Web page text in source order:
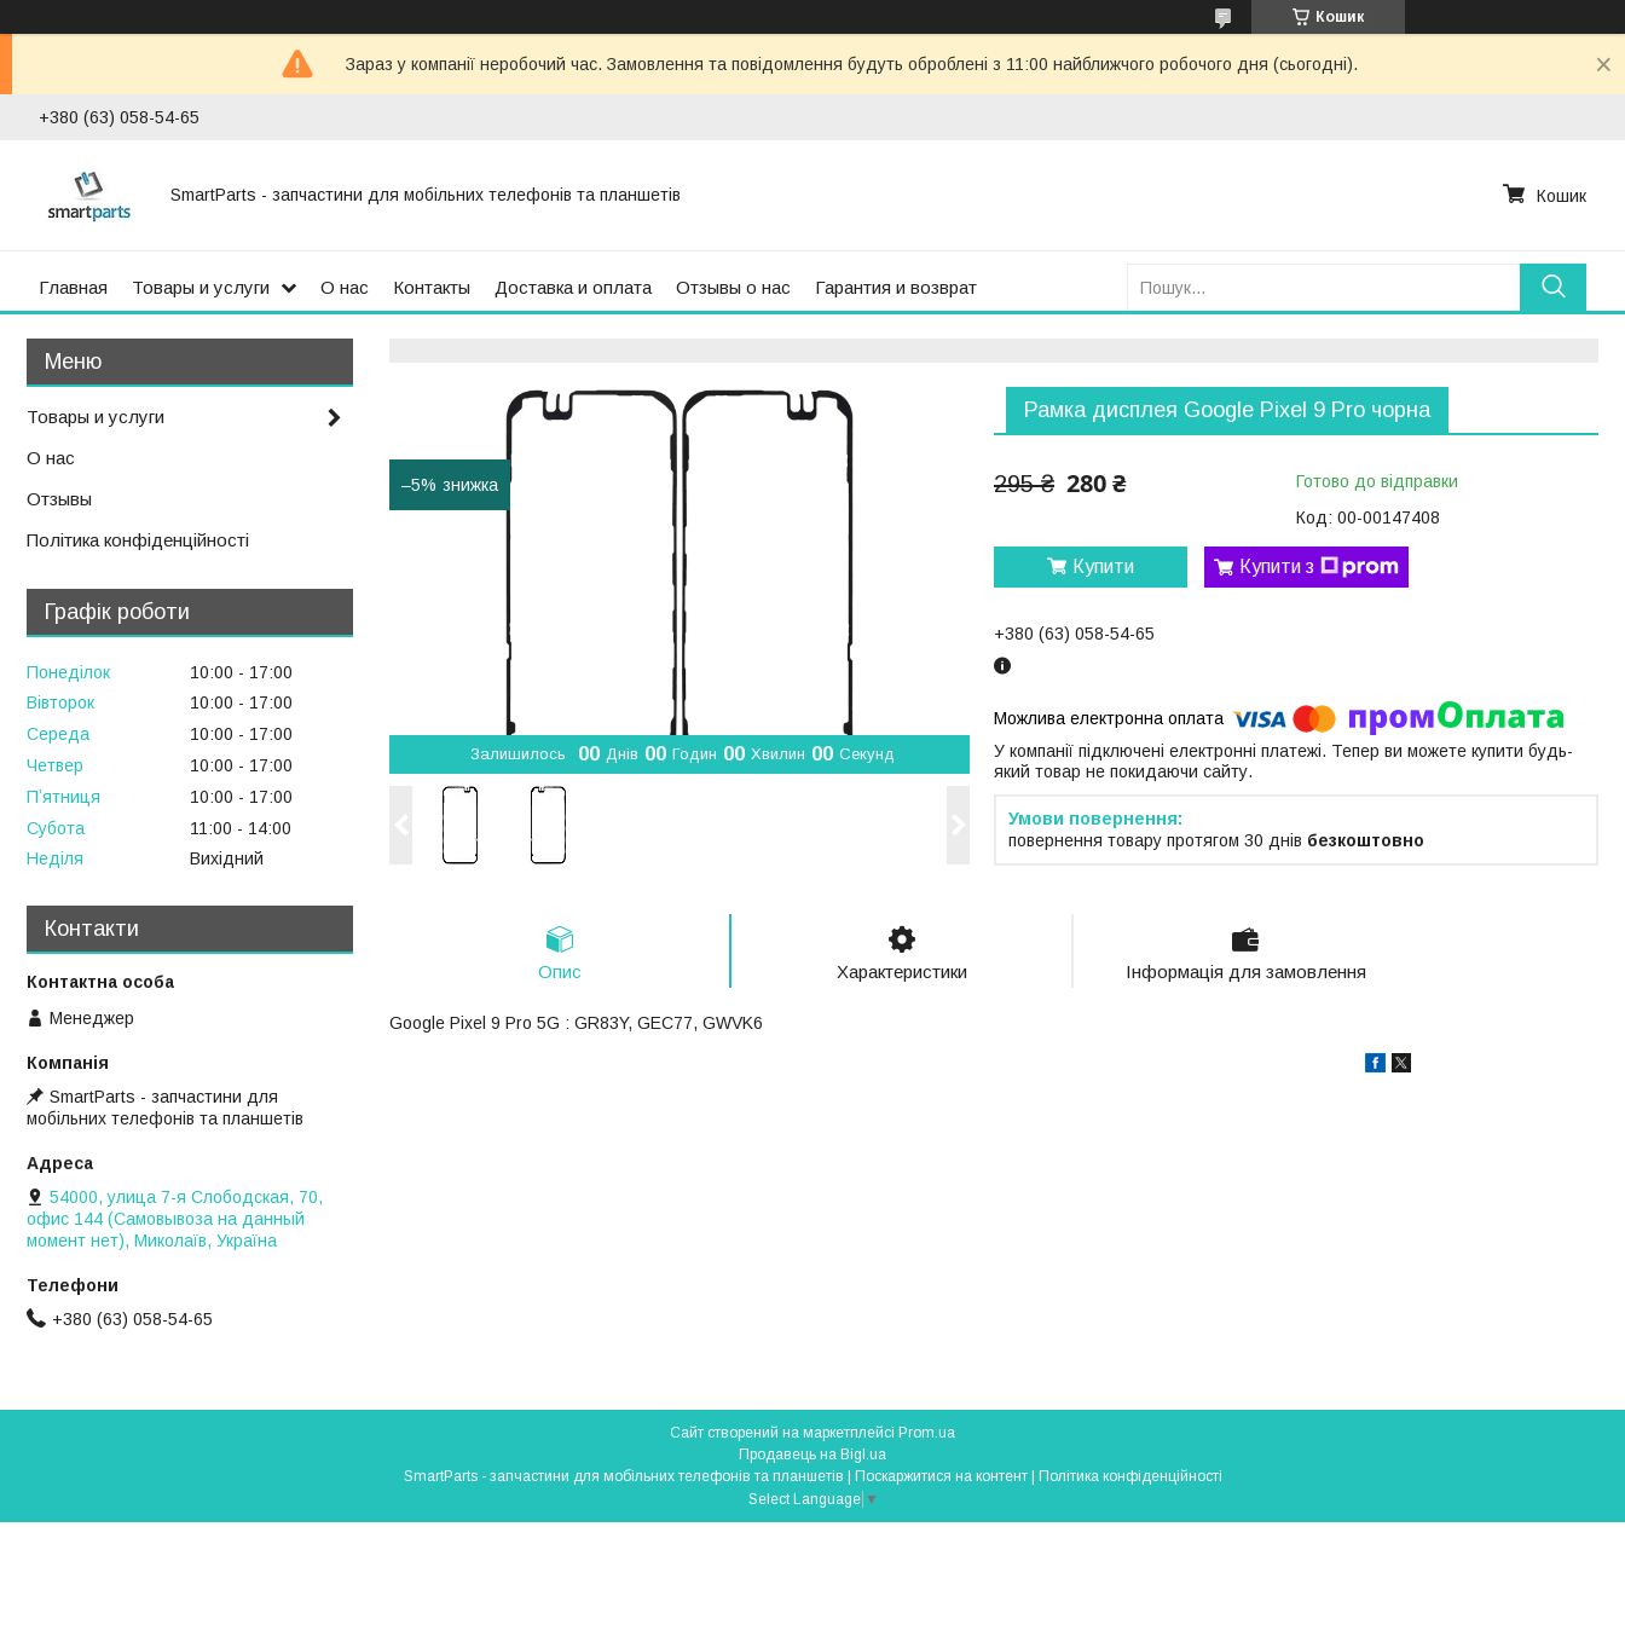
Кошик
Зараз у компанії неробочий час. Замовлення та повідомлення будуть оброблені з 11:00 найближчого робочого дня (сьогодні).
+380 (63) 058-54-65
SmartParts - запчастини для мобільних телефонів та планшетів Кошик
Главная Товары и услуги О нас Контакты Доставка и оплата Отзывы о нас Гарантия и возврат
–5%
Залишилось 00 Днів 00 Годин 00 Хвилин 00 Секунд
Рамка дисплея Google Pixel 9 Pro чорна
295 ₴ 280 ₴
Готово до відправки
Код: 00-00147408
Купити Купити з
+380 (63) 058-54-65
У компанії підключені електронні платежі. Тепер ви можете купити будь-
який товар не покидаючи сайту.
повернення товару протягом 30 днів безкоштовно
Опис Характеристики Інформація для замовлення
Google Pixel 9 Pro 5G : GR83Y, GEC77, GWVK6
Товары и услуги
О нас
Отзывы
Політика конфіденційності
Графік роботи
Понеділок 10:00
17:00
Вівторок
10:00
17:00
Середа
10:00
17:00
Четвер
10:00
17:00
Пʼятниця
10:00
17:00
Субота
11:00
14:00
Неділя
Вихідний
Контакти
Менеджер
SmartParts - запчастини для
мобільних телефонів та планшетів
54000, улица 7-я Слободская, 70,
офис 144 (Самовывоза на данный
момент нет), Миколаїв, Україна
+380 (63) 058-54-65
Сайт створений на маркетплейсі Prom.ua
Продавець на Bigl.ua
SmartParts - запчастини для мобільних телефонів та планшетів | Поскаржитися на контент | Політика конфіденційності
Select Language ▼